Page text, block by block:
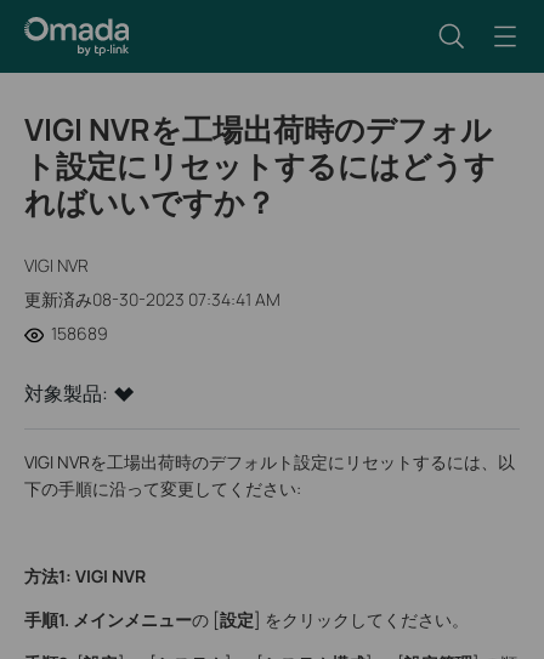
VIGI NVRを工場出荷時のデフォル
ト設定にリセットするにはどうす
ればいいですか？
VIGI NVR
更新済み08-30-2023 07:34:41 AM
158689
対象製品:
VIGI NVRを工場出荷時のデフォルト設定にリセットするには、以
下の手順に沿って変更してください:
方法1: VIGI NVR
手順1. メインメニューの [設定] をクリックしてください。